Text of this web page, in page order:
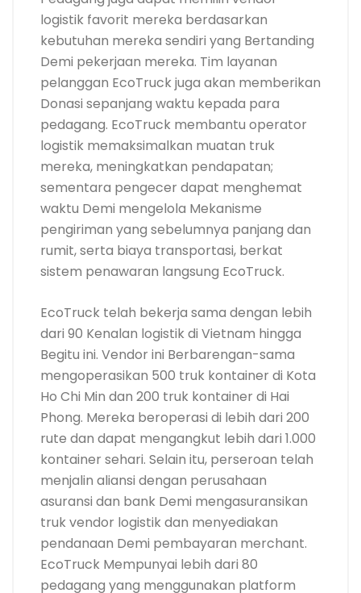
logistik favorit mereka berdasarkan
kebutuhan mereka sendiri yang Bertanding
Demi pekerjaan mereka. Tim layanan
pelanggan EcoTruck juga akan memberikan
Donasi sepanjang waktu kepada para
pedagang. EcoTruck membantu operator
logistik memaksimalkan muatan truk
mereka, meningkatkan pendapatan;
sementara pengecer dapat menghemat
waktu Demi mengelola Mekanisme
pengiriman yang sebelumnya panjang dan
rumit, serta biaya transportasi, berkat
sistem penawaran langsung EcoTruck.
EcoTruck telah bekerja sama dengan lebih
dari 90 Kenalan logistik di Vietnam hingga
Begitu ini. Vendor ini Berbarengan-sama
mengoperasikan 500 truk kontainer di Kota
Ho Chi Min dan 200 truk kontainer di Hai
Phong. Mereka beroperasi di lebih dari 200
rute dan dapat mengangkut lebih dari 1.000
kontainer sehari. Selain itu, perseroan telah
menjalin aliansi dengan perusahaan
asuransi dan bank Demi mengasuransikan
truk vendor logistik dan menyediakan
pendanaan Demi pembayaran merchant.
EcoTruck Mempunyai lebih dari 80
pedagang yang menggunakan platform